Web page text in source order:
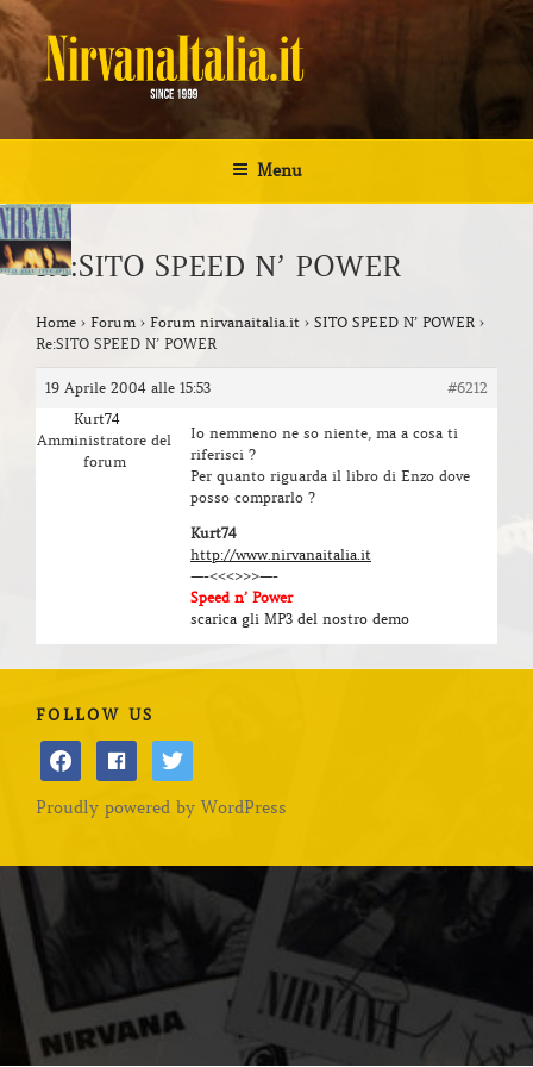
Salta
al
contenuto
NIRVANA ITALIA
Menu
Re:SITO SPEED N’ POWER
Home › Forum › Forum nirvanaitalia.it › SITO SPEED N’ POWER ›
Re:SITO SPEED N’ POWER
19 Aprile 2004 alle 15:53
#6212
Kurt74
Amministratore del
forum
Io nemmeno ne so niente, ma a cosa ti
riferisci ?
Per quanto riguarda il libro di Enzo dove
posso comprarlo ?
Kurt74
http://www.nirvanaitalia.it
—-<<<>>>—-
Speed n’ Power
scarica gli MP3 del nostro demo
FOLLOW US
facebookfacebooktwitter
Proudly powered by WordPress